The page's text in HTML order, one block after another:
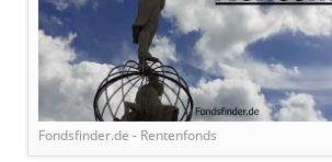
Fondsfinder.de - Rentenfonds